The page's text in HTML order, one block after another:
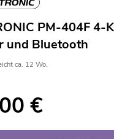
PM-404F 4-
und Bluetooth
ca. 12 Wo.
€